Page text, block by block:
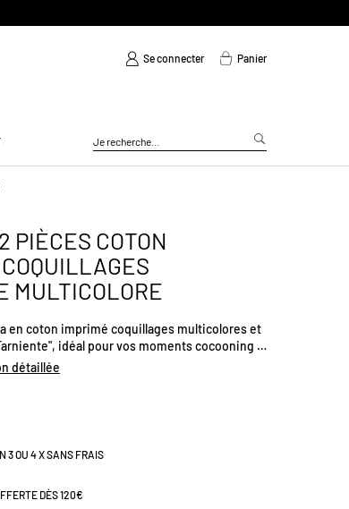
Se connecter Panier
PIÈCES COTON
MULTICOLORE
en coton imprimé coquillages multicolores et
idéal pour vos moments cocooning !
et col rond blanc et bas imprimé de
une taille élastiquée.
détaillée
3 OU 4 X SANS FRAIS
DÈS 120€